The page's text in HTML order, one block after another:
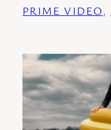
PRIME VIDEO,